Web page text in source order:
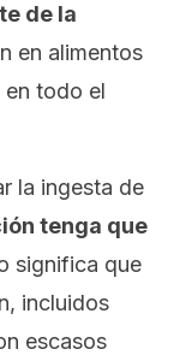
de la
en alimentos
en todo el
la ingesta de
tenga que
significa que
incluidos
escasos